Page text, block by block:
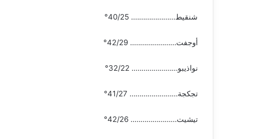
شنقيط…………………. 40/25°
أوجفت………………….. 42/29°
نواذيبو………………….. 32/22°
تجكجة…………………… 41/27°
تيشيت………………….. 42/26°